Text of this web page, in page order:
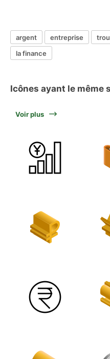
argent entreprise
la finance
Icônes ayant le même
Voir plus